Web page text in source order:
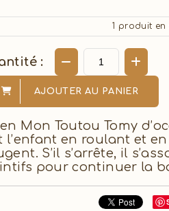
1 produit en
:
AJOUTER AU PANIER
Mon Toutou Tomy
l’enfant en roulant et
S’il s’arrête, il
pour continuer la